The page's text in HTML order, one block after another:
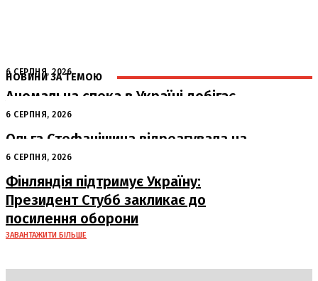
НОВИНИ ЗА ТЕМОЮ
6 СЕРПНЯ, 2026
Аномальна спека в Україні добігає
кінця: очікується похолодання
6 СЕРПНЯ, 2026
Ольга Стефанішина відреагувала на
підозри від НАБУ та САП
6 СЕРПНЯ, 2026
Фінляндія підтримує Україну:
Президент Стубб закликає до
посилення оборони
ЗАВАНТАЖИТИ БІЛЬШЕ